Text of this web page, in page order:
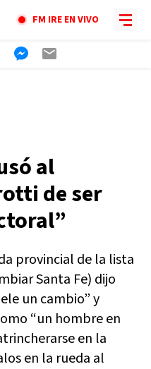
FM IRE EN VIVO
al
de ser
provincial de la lista
Santa Fe) dijo
un cambio” y
“un hombre en
en la
en la rueda al